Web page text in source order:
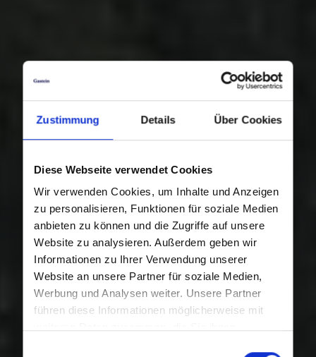
Zustimmung Details Über Cookies
Diese Webseite verwendet Cookies
Wir verwenden Cookies, um Inhalte und Anzeigen
zu personalisieren, Funktionen für soziale Medien
anbieten zu können und die Zugriffe auf unsere
Website zu analysieren. Außerdem geben wir
Informationen zu Ihrer Verwendung unserer
Website an unsere Partner für soziale Medien,
Werbung und Analysen weiter. Unsere Partner
führen diese Informationen möglicherweise mit